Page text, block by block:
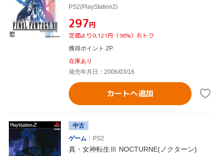
PS2(PlayStation2)
¥297円
定価より9,121円（96%）おトク
獲得ポイント 2P
在庫あり
発売年月日：2006/03/16
カートへ追加
中古
ゲーム
PS2
真・女神転生Ⅲ NOCTURNE(ノクターン)